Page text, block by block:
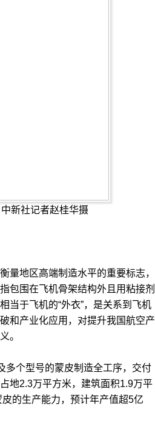
新社记者赵桂华摄
地区高端制造水平的重要标志，
包围在飞机骨架结构外且用粘接剂
当于飞机的“外衣”，是关系到飞机
和产业化应用，对提升我国航空产
。
个型号的蒙皮制造全工序，交付
地2.3万平方米，建筑面积1.9万平
的生产能力，预计年产值超5亿